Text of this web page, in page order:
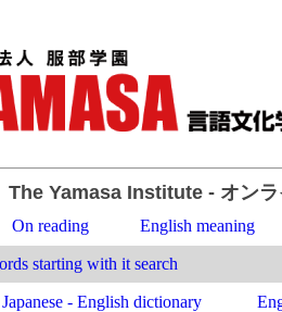
The Yamasa Institute- オンラ
On reading English meaning
starting with it search
Japanese - English dictionary